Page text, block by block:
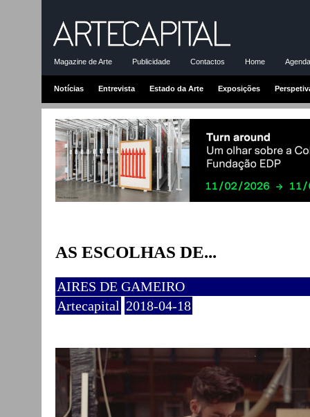
Magazine de Arte Publicidade Contactos Home
Notícias Entrevista Estado da Arte Exposições
AS ESCOLHAS DE...
AIRES DE GAMEIRO
Artecapital 2018-04-18